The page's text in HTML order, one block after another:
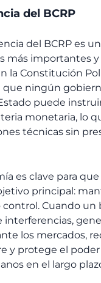
del BCRP
del BCRP es
más importantes y
la Constitución
que ningún
puede
monetaria, lo
técnicas sin
es clave para
principal:
Cuando un
interferencias,
los mercados,
y protege el
en el largo